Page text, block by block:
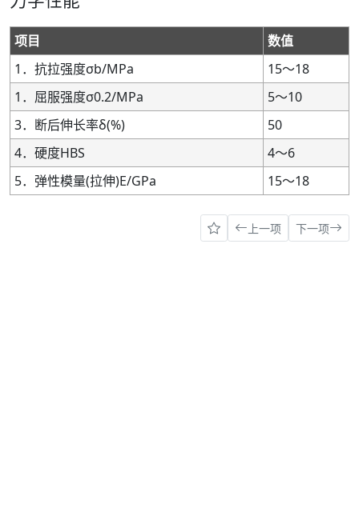
项目
数值
1．抗拉强度σb/MPa
15～18
1．屈服强度σ0.2/MPa
5～10
3．断后伸长率δ(%)
50
4．硬度HBS
4～6
5．弹性模量(拉伸)E/GPa
15～18
上一项 下一项